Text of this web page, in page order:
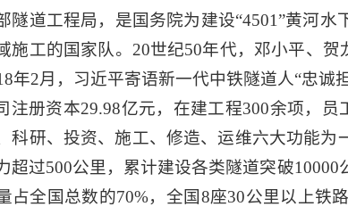
隧道工程局，是国务院为建设“4501”黄河
施工的国家队。20世纪50年代，邓小平、
年2月，习近平寄语新一代中铁隧道人“忠诚
注册资本29.98亿元，在建工程300余项，
科研、投资、施工、修造、运维六大功能
超过500公里，累计建设各类隧道突破
占全国总数的70%，全国8座30公里以上铁